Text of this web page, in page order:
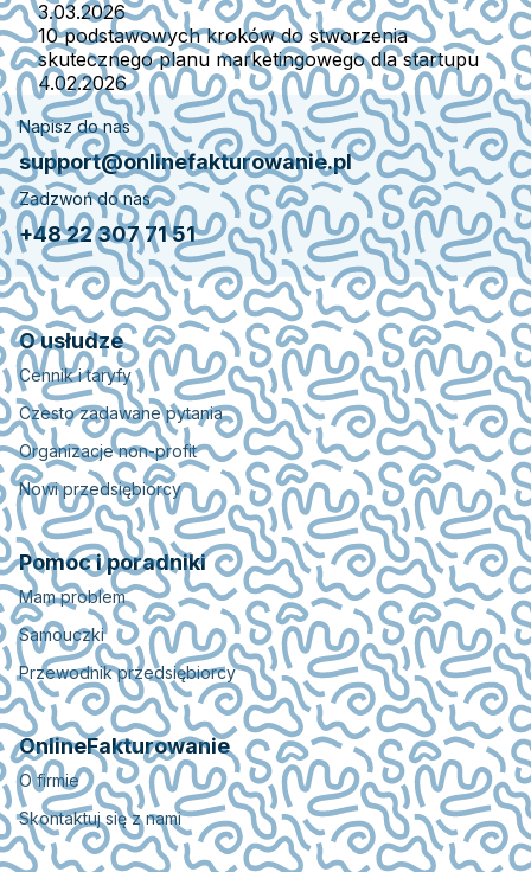
3.03.2026
10 podstawowych kroków do stworzenia
skutecznego planu marketingowego dla startupu
4.02.2026
Napisz do nas
support@onlinefakturowanie.pl
Zadzwoń do nas
+48 22 307 71 51
O usłudze
Cennik i taryfy
Czesto zadawane pytania
Organizacje non-profit
Nowi przedsiębiorcy
Pomoc i poradniki
Mam problem
Samouczki
Przewodnik przedsiębiorcy
OnlineFakturowanie
O firmie
Skontaktuj się z nami